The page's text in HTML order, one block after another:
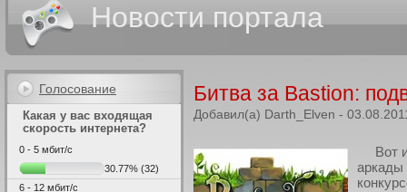
Новости портала
Голосование
Какая у вас входящая
скорость интернета?
0 - 5 мбит/с
30.77% (32)
6 - 12 мбит/с
Битва за Bastion:
Добавил(а) Darth_Elven -
Вот
аркады